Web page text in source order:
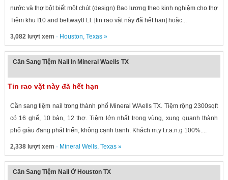
nước và thợ bột biết một chút (design) Bao lương theo kinh nghiệm cho thợ
Tiệm khu I10 and beltway8 Ll: [tin rao vặt này đã hết hạn] hoặc...
3,082 lượt xem · Houston, Texas»
Cần Sang Tiệm Nail In Mineral Waells TX
Tin rao vặt này đã hết hạn
Cần sang tiệm nail trong thành phố Mineral WAells TX. Tiệm rộng 2300sqft
có 16 ghế, 10 bàn, 12 thợ. Tiệm lớn nhất trong vùng, xung quanh thành
phố giàu đang phát triển, không cạnh tranh. Khách m.y t.r.a.n.g 100%....
2,338 lượt xem · Mineral Wells, Texas»
Cần Sang Tiệm Nail Ở Houston TX